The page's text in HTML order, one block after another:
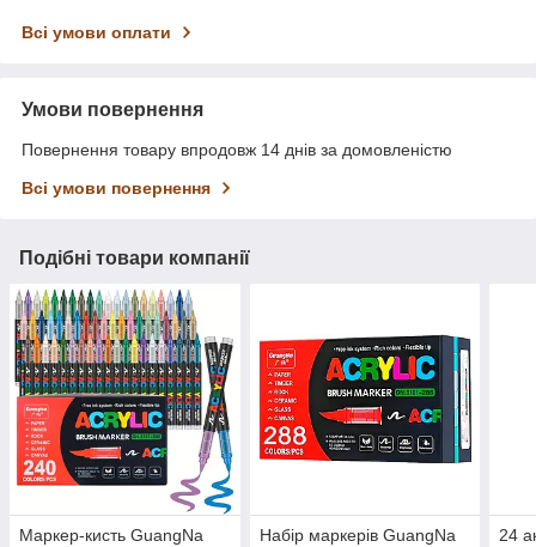
Всі умови оплати
Умови повернення
Повернення товару впродовж 14 днів за домовленістю
Всі умови повернення
Подібні товари компанії
Маркер-кисть GuangNa
Набір маркерів GuangNa
24